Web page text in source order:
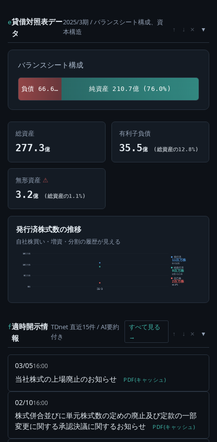
e貸借対照表デー
タ
2025/3期 / バランスシート構成、資
本構造
↑ ↓ ×
バランスシート構成
負債 66.6億 (24.0%) 純資産 210.7億 (76.0%)
総資産
277.3億
有利子負債
35.5億 (総資産の12.8%)
無形資産 ⚠
3.2億 (総資産の1.1%)
発行済株式数の推移
自社株買い・増資・分割の履歴が見える
0株
5百万株
10百万株
15百万株
25/3
発行済
11百万株
株式総数
純発行済
9百万株
総数-自己株
自己株
2百万株
16.27%
f適時開示情
報
TDnet 直近15件 / AI要約
付き
すべて見る
→
↑ ↓ ×
03/0516:00
当社株式の上場廃止のお知らせ PDF(キャッシュ)
02/1016:00
株式併合並びに単元株式数の定めの廃止及び定款の一部
変更に関する承認決議に関するお知らせ
PDF(キャッシュ)